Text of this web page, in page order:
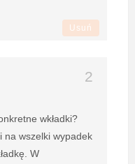
Usuń
wkładki?
na wszelki wypadek
W